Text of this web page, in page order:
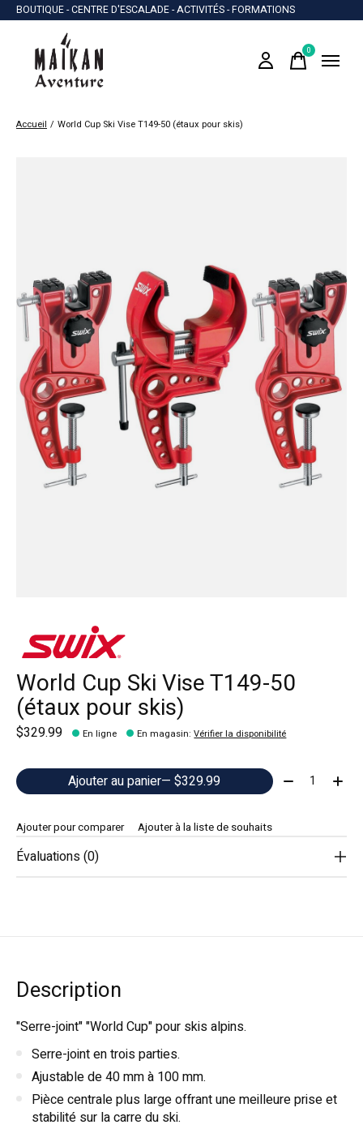
BOUTIQUE - CENTRE D'ESCALADE - ACTIVITÉS - FORMATIONS
0items
Accueil / World Cup Ski Vise T149-50 (étaux pour skis)
World Cup Ski Vise T149-50
(étaux pour skis)
$329.99 En ligne En magasin:Vérifier la disponibilité
Ajouter au panier — $329.99 Quantité:
Ajouter pour comparer Ajouter à la liste de souhaits
Évaluations (0)
Description
"Serre-joint" "World Cup" pour skis alpins.
Serre-joint en trois parties.
Ajustable de 40 mm à 100 mm.
Pièce centrale plus large offrant une meilleure prise et
stabilité sur la carre du ski.